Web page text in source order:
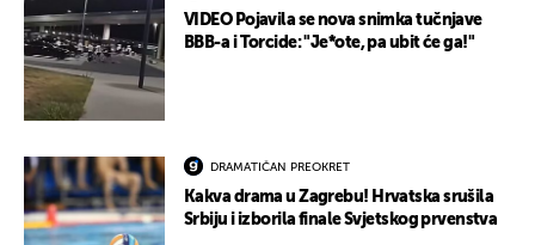
VIDEO Pojavila se nova snimka tučnjave
BBB-a i Torcide: "Je*ote, pa ubit će ga!"
DRAMATIČAN PREOKRET
Kakva drama u Zagrebu! Hrvatska srušila
Srbiju i izborila finale Svjetskog prvenstva